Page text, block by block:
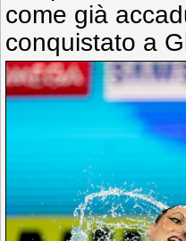
come già
conquistato a